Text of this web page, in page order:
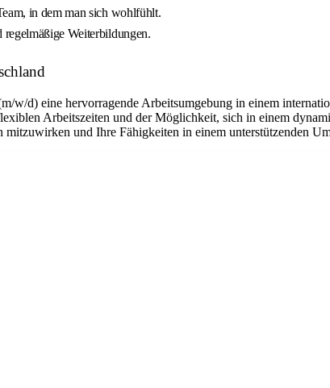
in dem man sich wohlfühlt.
Weiterbildungen.
w/d) eine hervorragende Arbeitsumgebung in einem
Arbeitszeiten und der Möglichkeit, sich in einem
und Ihre Fähigkeiten in einem unterstützenden